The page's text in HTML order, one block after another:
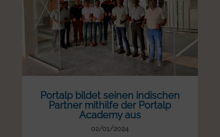
Portalp bildet seinen indischen
Partner mithilfe der Portalp
Academy aus
02/01/2024